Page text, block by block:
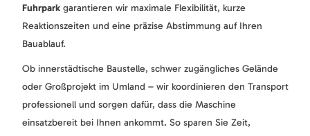
Fuhrpark garantieren wir maximale Flexibilität, kurze
Reaktionszeiten und eine präzise Abstimmung auf Ihren
Bauablauf.
Ob innerstädtische Baustelle, schwer zugängliches Gelände
oder Großprojekt im Umland – wir koordinieren den Transport
professionell und sorgen dafür, dass die Maschine
einsatzbereit bei Ihnen ankommt. So sparen Sie Zeit,